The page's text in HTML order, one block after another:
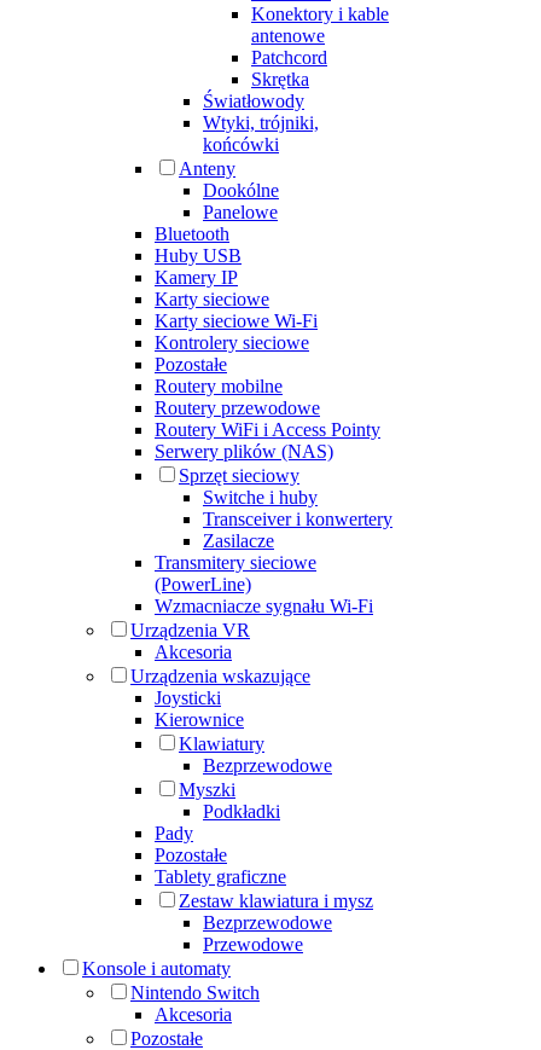
Konektory i kable
antenowe
Patchcord
Skrętka
Światłowody
Wtyki, trójniki,
końcówki
Anteny
Dookólne
Panelowe
Bluetooth
Huby USB
Kamery IP
Karty sieciowe
Karty sieciowe Wi-Fi
Kontrolery sieciowe
Pozostałe
Routery mobilne
Routery przewodowe
Routery WiFi i Access Pointy
Serwery plików (NAS)
Sprzęt sieciowy
Switche i huby
Transceiver i konwertery
Zasilacze
Transmitery sieciowe
(PowerLine)
Wzmacniacze sygnału Wi-Fi
Urządzenia VR
Akcesoria
Urządzenia wskazujące
Joysticki
Kierownice
Klawiatury
Bezprzewodowe
Myszki
Podkładki
Pady
Pozostałe
Tablety graficzne
Zestaw klawiatura i mysz
Bezprzewodowe
Przewodowe
Konsole i automaty
Nintendo Switch
Akcesoria
Pozostałe